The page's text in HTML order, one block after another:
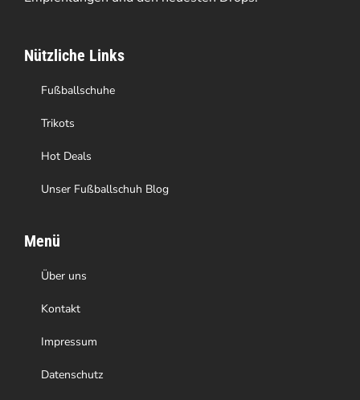
Nützliche Links
Fußballschuhe
Trikots
Hot Deals
Unser Fußballschuh Blog
Menü
Über uns
Kontakt
Impressum
Datenschutz